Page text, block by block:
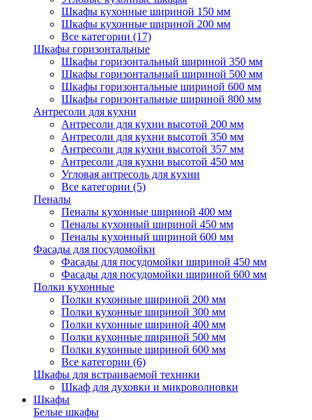
Шкафы кухонные шириной 150 мм
Шкафы кухонные шириной 200 мм
Все категории (17)
Шкафы горизонтальные
Шкафы горизонтальный шириной 350 мм
Шкафы горизонтальный шириной 500 мм
Шкафы горизонтальные шириной 600 мм
Шкафы горизонтальные шириной 800 мм
Антресоли для кухни
Антресоли для кухни высотой 200 мм
Антресоли для кухни высотой 350 мм
Антресоли для кухни высотой 357 мм
Антресоли для кухни высотой 450 мм
Угловая антресоль для кухни
Все категории (5)
Пеналы
Пеналы кухонные шириной 400 мм
Пеналы кухонный шириной 450 мм
Пеналы кухонный шириной 600 мм
Фасады для посудомойки
Фасады для посудомойки шириной 450 мм
Фасады для посудомойки шириной 600 мм
Полки кухонные
Полки кухонные шириной 200 мм
Полки кухонные шириной 300 мм
Полки кухонные шириной 400 мм
Полки кухонные шириной 500 мм
Полки кухонные шириной 600 мм
Все категории (6)
Шкафы для встраиваемой техники
Шкаф для духовки и микроволновки
Шкафы
Белые шкафы